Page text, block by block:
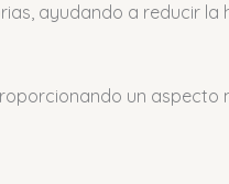
ayudando a reducir la
un aspecto